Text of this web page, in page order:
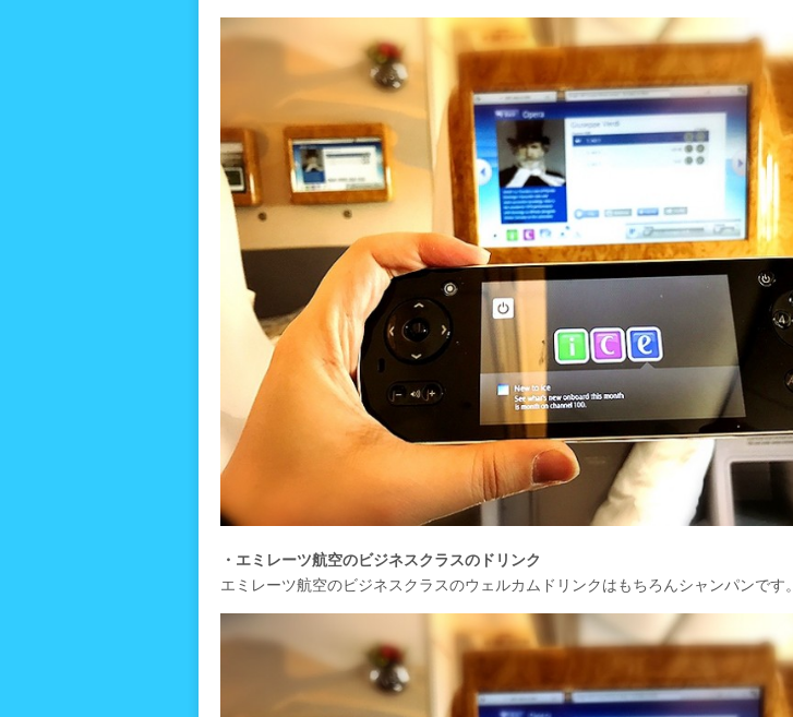
・エミレーツ航空のビジネスクラスのドリンク
エミレーツ航空のビジネスクラスのウェルカムドリンクはもちろんシャンパンです。